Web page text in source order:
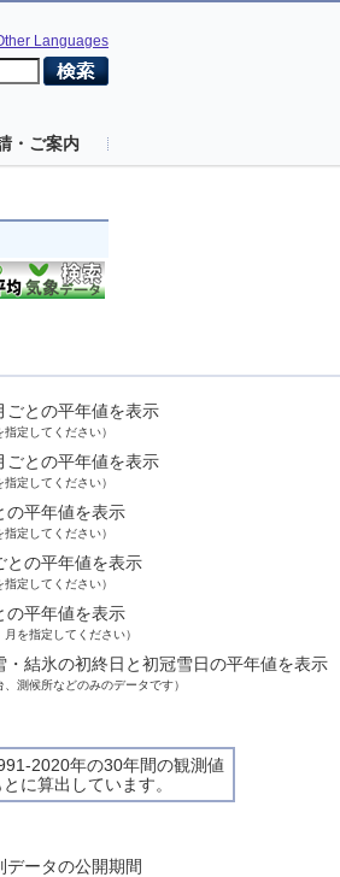
Languages
・ご案内
ごとの平年値を表示
指定してください）
ごとの平年値を表示
指定してください）
の平年値を表示
指定してください）
との平年値を表示
指定してください）
の平年値を表示
月を指定してください）
・結氷の初終日と初冠雪日の平年値を表示
、測候所などのみのデータです）
2020年の30年間の観測値
に算出しています。
データの公開期間